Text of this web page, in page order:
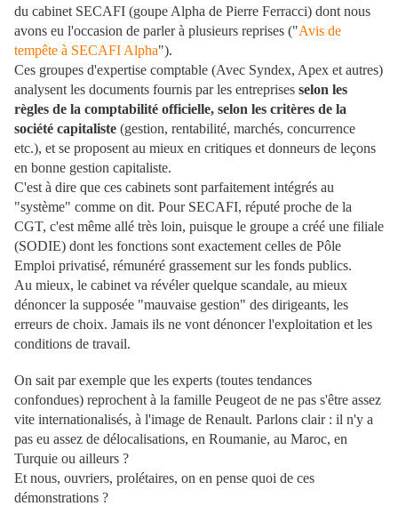
du cabinet SECAFI (goupe Alpha de Pierre Ferracci) dont nous
avons eu l'occasion de parler à plusieurs reprises ("Avis de
tempête à SECAFI Alpha").
Ces groupes d'expertise comptable (Avec Syndex, Apex et autres)
analysent les documents fournis par les entreprises selon les
règles de la comptabilité officielle, selon les critères de la
société capitaliste (gestion, rentabilité, marchés, concurrence
etc.), et se proposent au mieux en critiques et donneurs de leçons
en bonne gestion capitaliste.
C'est à dire que ces cabinets sont parfaitement intégrés au
"système" comme on dit. Pour SECAFI, réputé proche de la
CGT, c'est même allé très loin, puisque le groupe a créé une filiale
(SODIE) dont les fonctions sont exactement celles de Pôle
Emploi privatisé, rémunéré grassement sur les fonds publics.
Au mieux, le cabinet va révéler quelque scandale, au mieux
dénoncer la supposée "mauvaise gestion" des dirigeants, les
erreurs de choix. Jamais ils ne vont dénoncer l'exploitation et les
conditions de travail.
On sait par exemple que les experts (toutes tendances
confondues) reprochent à la famille Peugeot de ne pas s'être assez
vite internationalisés, à l'image de Renault. Parlons clair : il n'y a
pas eu assez de délocalisations, en Roumanie, au Maroc, en
Turquie ou ailleurs ?
Et nous, ouvriers, prolétaires, on en pense quoi de ces
démonstrations ?